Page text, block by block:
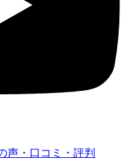
声・口コミ・評判